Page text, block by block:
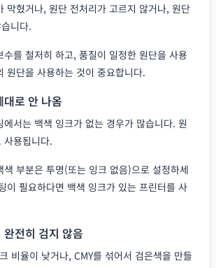
막혔거나, 원단 전처리가 고르지 않거나, 원단
니다.
수를 철저히 하고, 품질이 일정한 원단을 사용
원단을 사용하는 것이 중요합니다.
로 안 나옴
에서는 백색 잉크가 없는 경우가 많습니다. 원
사용됩니다.
색 부분은 투명(또는 잉크 없음)으로 설정하세
이 필요하다면 백색 잉크가 있는 프린터를 사
전히 검지 않음
비율이 낮거나, CMY를 섞어서 검은색을 만들